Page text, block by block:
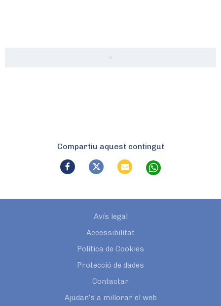
Compartiu aquest contingut
Avís legal
Accessibilitat
Política de Cookies
Protecció de dades
Contactar
Ajudan’s a millorar el web